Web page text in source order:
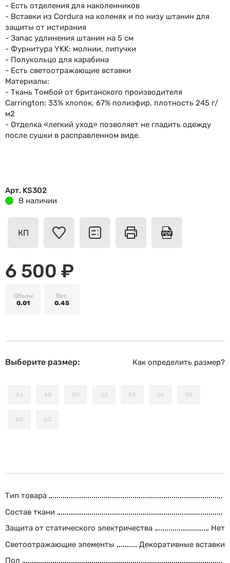
- Есть отделения для наколенников
- Вставки из Cordura на коленях и по низу штанин для
защиты от истирания
- Запас удлинения штанин на 5 см
- Фурнитура YKK: молнии, липучки
- Полукольцо для карабина
- Есть светоотражающие вставки
Материалы:
- Ткань Томбой от британского производителя
Carrington: 33% хлопок, 67% полиэфир, плотность 245 г/
м2
- Отделка «легкий уход» позволяет не гладить одежду
после сушки в расправленном виде.
Арт. KS302
В наличии
КП
6 500 ₽
Объем
0.01
Вес
0.45
Выберите размер: Как определить размер?
46 48 50 52 54 56 58
60 62
Тип товара
Состав ткани
Защита от статического электричества
Нет
Светоотражающие элементы
Декоративные вставки
Пол